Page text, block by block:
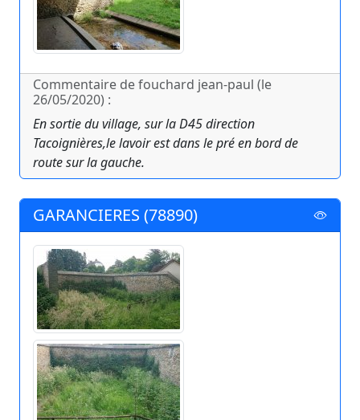
Commentaire de fouchard jean-paul (le
26/05/2020) :
En sortie du village, sur la D45 direction
Tacoignières,le lavoir est dans le pré en bord de
route sur la gauche.
GARANCIERES (78890)